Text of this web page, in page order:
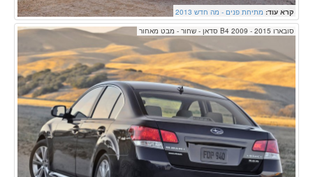
קרא עוד: מתיחת פנים - מה חדש 2013
סובארו B4 2009 - 2015 סדאן - שחור - מבט מאחור